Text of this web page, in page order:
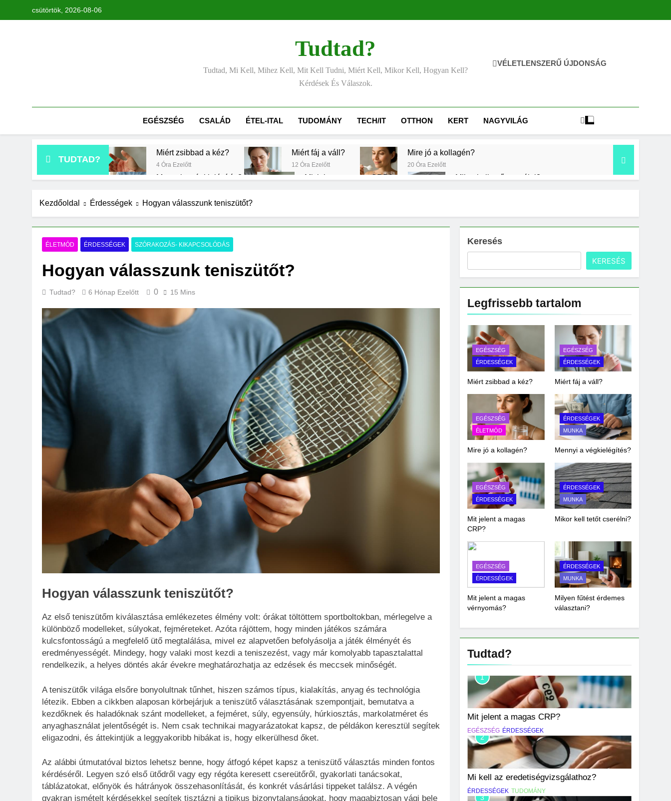
csütörtök, 2026-08-06
Tudtad?
Tudtad, Mi Kell, Mihez Kell, Mit Kell Tudni, Miért Kell, Mikor Kell, Hogyan Kell?
Kérdések És Válaszok.
VÉLETLENSZERŰ ÚJDONSÁG
EGÉSZSÉG CSALÁD ÉTEL-ITAL TUDOMÁNY TECH/IT OTTHON KERT NAGYVILÁG
TUDTAD?
Miért zsibbad a kéz?
4 Óra Ezelőtt
Miért fáj a váll?
12 Óra Ezelőtt
Mire jó a kollagén?
20 Óra Ezelőtt
Mennyi a végkielégítés? Mit jelent a magas CRP? Mikor kell tetőt cserélni?
Mit jelent a magas vérnyomás?
Mi kell az eredetiségvizsgálathoz?
3 Nap Ezelőtt
Kezdőoldal Érdességek Hogyan válasszunk teniszütőt?
ÉLETMÓD ÉRDESSÉGEK SZÓRAKOZÁS- KIKAPCSOLÓDÁS
Hogyan válasszunk teniszütőt?
Tudtad? 6 Hónap Ezelőtt 0 15 Mins
Hogyan válasszunk teniszütőt?
Az első teniszütőm kiválasztása emlékezetes élmény volt: órákat töltöttem sportboltokban, mérlegelve a
különböző modelleket, súlyokat, fejméreteket. Azóta rájöttem, hogy minden játékos számára
kulcsfontosságú a megfelelő ütő megtalálása, mivel ez alapvetően befolyásolja a játék élményét és
eredményességét. Mindegy, hogy valaki most kezdi a teniszezést, vagy már komolyabb tapasztalattal
rendelkezik, a helyes döntés akár évekre meghatározhatja az edzések és meccsek minőségét.
A teniszütők világa elsőre bonyolultnak tűnhet, hiszen számos típus, kialakítás, anyag és technológia
létezik. Ebben a cikkben alaposan körbejárjuk a teniszütő választásának szempontjait, bemutatva a
kezdőknek és haladóknak szánt modelleket, a fejméret, súly, egyensúly, húrkiosztás, markolatméret és
anyaghasználat jelentőségét is. Nem csak technikai magyarázatokat kapsz, de példákon keresztül segítek
eligazodni, és áttekintjük a leggyakoribb hibákat is, hogy elkerülhesd őket.
Az alábbi útmutatóval biztos lehetsz benne, hogy átfogó képet kapsz a teniszütő választás minden fontos
kérdéséről. Legyen szó első ütődről vagy egy régóta keresett csereütőről, gyakorlati tanácsokat,
táblázatokat, előnyök és hátrányok összehasonlítását, és konkrét vásárlási tippeket találsz. A végén
gyakran ismételt kérdésekkel segítek tisztázni a tipikus bizonytalanságokat, hogy magabiztosan vágj bele
Keresés
KERESÉS
Legfrissebb tartalom
EGÉSZSÉG
ÉRDESSÉGEK
Miért zsibbad a kéz?
EGÉSZSÉG
ÉRDESSÉGEK
Miért fáj a váll?
EGÉSZSÉG
ÉLETMÓD
Mire jó a kollagén?
ÉRDESSÉGEK
MUNKA
Mennyi a végkielégítés?
EGÉSZSÉG
ÉRDESSÉGEK
Mit jelent a magas
CRP?
ÉRDESSÉGEK
MUNKA
Mikor kell tetőt cserélni?
EGÉSZSÉG
ÉRDESSÉGEK
Mit jelent a magas
vérnyomás?
ÉRDESSÉGEK
MUNKA
Milyen fűtést érdemes
választani?
Tudtad?
1
Mit jelent a magas CRP?
EGÉSZSÉG ÉRDESSÉGEK
2
Mi kell az eredetiségvizsgálathoz?
ÉRDESSÉGEK TUDOMÁNY
3